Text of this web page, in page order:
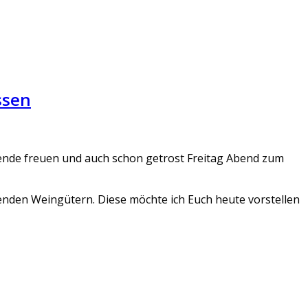
freuen und auch schon getrost Freitag Abend zum
Weingütern. Diese möchte ich Euch heute vorstellen